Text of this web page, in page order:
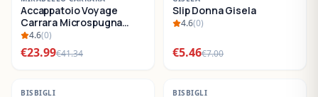
SALDI
Accappatoio Voyage
Carrara Microspugna
Cotone
4.6(0)
€23.99€41.34
SALDI
Slip Donna Gisela
4.6(0)
€5.46€7.00
-30 %
BISBIGLI -75 %
BISBIGLI